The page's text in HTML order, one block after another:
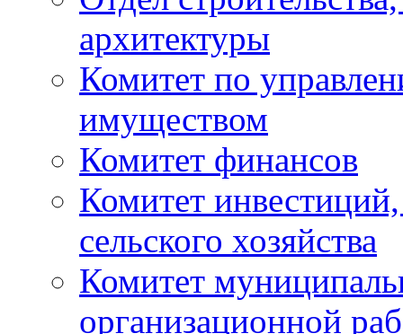
архитектуры
Комитет по
имуществом
Комитет финансов
Комитет
сельского хозяйства
Комитет
организационной